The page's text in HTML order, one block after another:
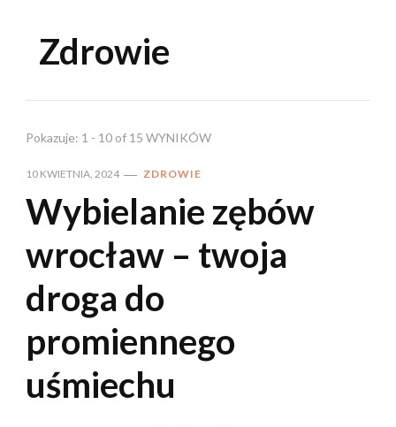
Zdrowie
Pokazuje: 1 - 10 of 15 WYNIKÓW
10 KWIETNIA, 2024 ZDROWIE
Wybielanie zębów
wrocław – twoja
droga do
promiennego
uśmiechu